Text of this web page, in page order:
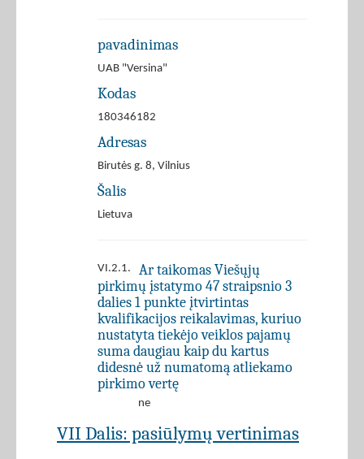
pavadinimas
UAB "Versina"
Kodas
180346182
Adresas
Birutės g. 8, Vilnius
Šalis
Lietuva
VI.2.1.
Ar taikomas Viešųjų
pirkimų įstatymo 47 straipsnio 3
dalies 1 punkte įtvirtintas
kvalifikacijos reikalavimas, kuriuo
nustatyta tiekėjo veiklos pajamų
suma daugiau kaip du kartus
didesnė už numatomą atliekamo
pirkimo vertę
ne
VII Dalis: pasiūlymų vertinimas